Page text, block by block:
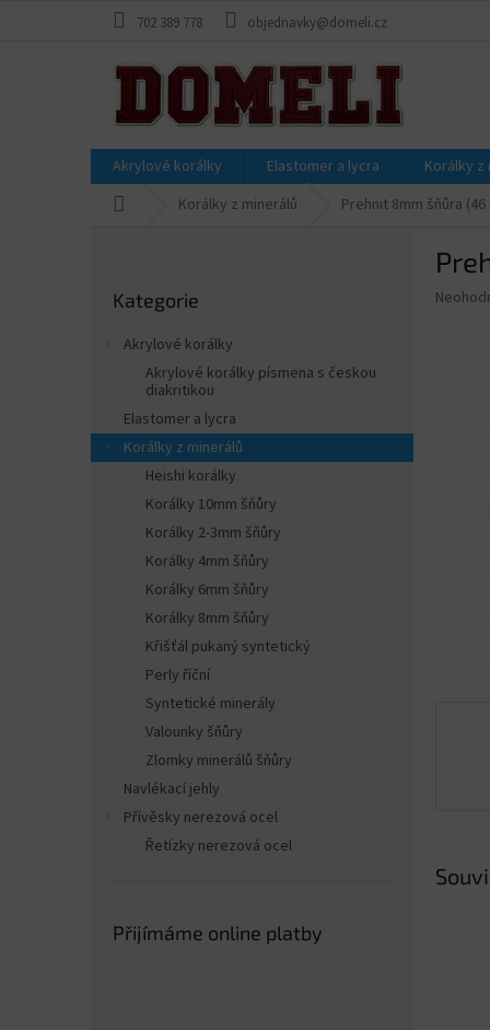
702 389 778 objednavky@domeli.cz
Akrylové korálky Elastomer a lycra Korálky z
Korálky z minerálů Prehnit 8mm šňůra
í
p
kategorie
Kategorie
Akrylové korálky
Akrylové korálky písmena s českou
diakritikou
Elastomer a lycra
Korálky z minerálů
Heishi korálky
Korálky 10mm šňůry
Korálky 2-3mm šňůry
Korálky 4mm šňůry
Korálky 6mm šňůry
Korálky 8mm šňůry
Křišťál pukaný syntetický
Perly říční
Syntetické minerály
Valounky šňůry
Zlomky minerálů šňůry
Navlékací jehly
Přívěsky nerezová ocel
Řetízky nerezová ocel
Přijímáme online platby